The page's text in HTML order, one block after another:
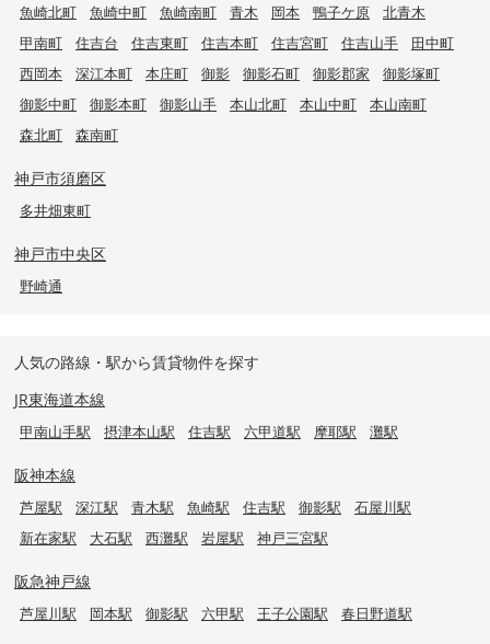
魚崎北町 魚崎中町 魚崎南町 青木 岡本 鴨子ケ原
北青木
甲南町
住吉台 住吉東町 住吉本町 住吉宮町 住吉山手
田中町
西岡本
深江本町 本庄町 御影 御影石町 御影郡家
御影塚町
御影中町
御影本町 御影山手 本山北町 本山中町
本山南町
森北町
森南町
神戸市須磨区
多井畑東町
神戸市中央区
野崎通
人気の路線・駅から賃貸物件を探す
JR東海道本線
甲南山手駅 摂津本山駅 住吉駅 六甲道駅 摩耶駅 灘駅
阪神本線
芦屋駅 深江駅 青木駅 魚崎駅 住吉駅 御影駅
石屋川駅
新在家駅
大石駅 西灘駅 岩屋駅 神戸三宮駅
阪急神戸線
芦屋川駅 岡本駅 御影駅 六甲駅 王子公園駅 春日野道駅